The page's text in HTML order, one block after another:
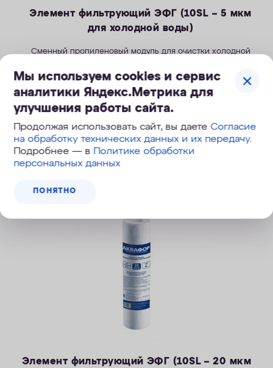
Элемент фильтрующий ЭФГ (10SL – 5 мкм
для холодной воды)
Сменный пропиленовый модуль для очистки холодной
149руб.
КУПИТЬ
Элемент фильтрующий ЭФГ (10SL – 20 мкм
Мы используем cookies и сервис
аналитики Яндекс.Метрика для
улучшения работы сайта.
Продолжая использовать сайт, вы даетеСогласие
на обработку технических данных и их передачу.
Подробнее — в Политике обработки
персональных данных
ПОНЯТНО